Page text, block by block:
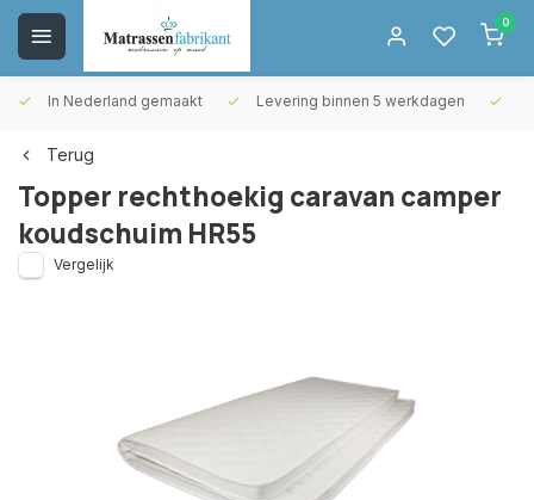
0
In Nederland gemaakt Levering binnen 5 werkdagen
Terug
Topper rechthoekig caravan camper
koudschuim HR55
Vergelijk